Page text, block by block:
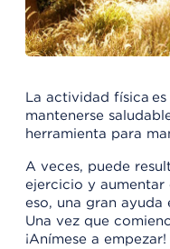
La actividad física
mantenerse
herramienta para
A veces, puede
ejercicio y
eso, una gran ayuda
Una vez que
¡Anímese a empezar!